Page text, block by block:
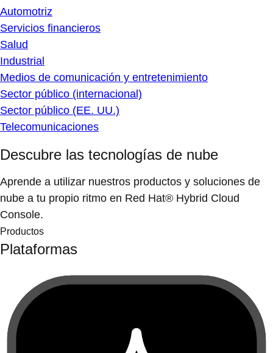
Automotriz
Servicios financieros
Salud
Industrial
Medios de comunicación y entretenimiento
Sector público (internacional)
Sector público (EE. UU.)
Telecomunicaciones
Descubre las tecnologías de nube
Aprende a utilizar nuestros productos y soluciones de
nube a tu propio ritmo en Red Hat® Hybrid Cloud
Console.
Productos
Plataformas